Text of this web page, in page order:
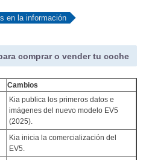
en la información
comprar o vender tu coche
Cambios
Kia publica los primeros datos e
imágenes del nuevo modelo EV5
(2025).
Kia inicia la comercialización del
EV5.